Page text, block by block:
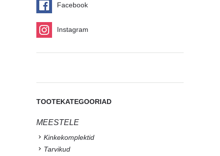
Facebook
Instagram
TOOTEKATEGOORIAD
MEESTELE
Kinkekomplektid
Tarvikud